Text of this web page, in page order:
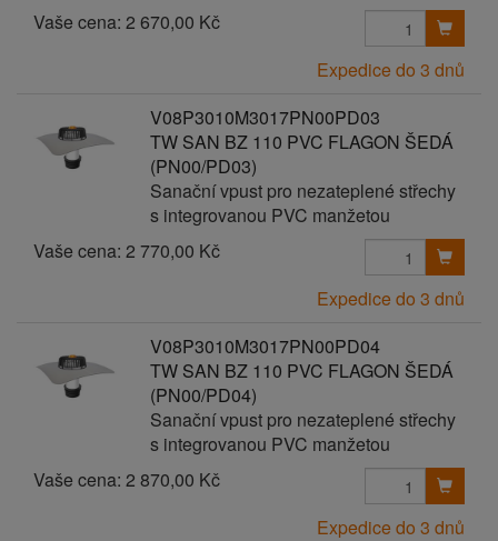
Vaše cena: 2 670,00 Kč
Expedice do 3 dnů
V08P3010M3017PN00PD03
TW SAN BZ 110 PVC FLAGON ŠEDÁ
(PN00/PD03)
Sanační vpust pro nezateplené střechy
s integrovanou PVC manžetou
Vaše cena: 2 770,00 Kč
Expedice do 3 dnů
V08P3010M3017PN00PD04
TW SAN BZ 110 PVC FLAGON ŠEDÁ
(PN00/PD04)
Sanační vpust pro nezateplené střechy
s integrovanou PVC manžetou
Vaše cena: 2 870,00 Kč
Expedice do 3 dnů